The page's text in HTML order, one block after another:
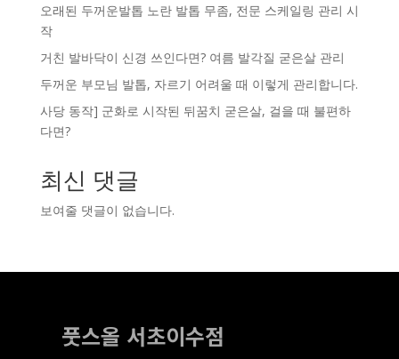
오래된 두꺼운발톱 노란 발톱 무좀, 전문 스케일링 관리 시
작
거친 발바닥이 신경 쓰인다면? 여름 발각질 굳은살 관리
두꺼운 부모님 발톱, 자르기 어려울 때 이렇게 관리합니다.
사당 동작] 군화로 시작된 뒤꿈치 굳은살, 걸을 때 불편하
다면?
최신 댓글
보여줄 댓글이 없습니다.
풋스올 서초이수점